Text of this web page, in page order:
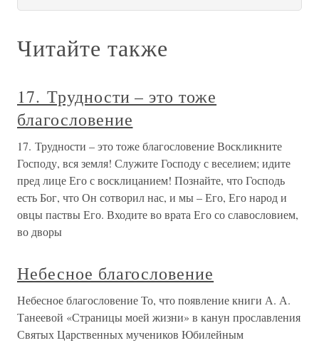
Читайте также
17. Трудности – это тоже
благословение
17. Трудности – это тоже благословение Воскликните
Господу, вся земля! Служите Господу с веселием; идите
пред лице Его с восклицанием! Познайте, что Господь
есть Бог, что Он сотворил нас, и мы – Его, Его народ и
овцы паствы Его. Входите во врата Его со славословием,
во дворы
Небесное благословение
Небесное благословение То, что появление книги А. А.
Танеевой «Страницы моей жизни» в канун прославления
Святых Царственных мучеников Юбилейным